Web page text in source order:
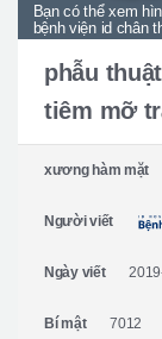
Thẩm mỹ nam giới
Let Me In
Giới thiệu bệnh viện
Phẫu thuật an toàn
Real Selfie Review
Bạn có thể xem
bệnh viện id chân
phẫu
tiêm mỡ
xương hàm mặt
Người viết
Ngày viết
Bí mật 7012